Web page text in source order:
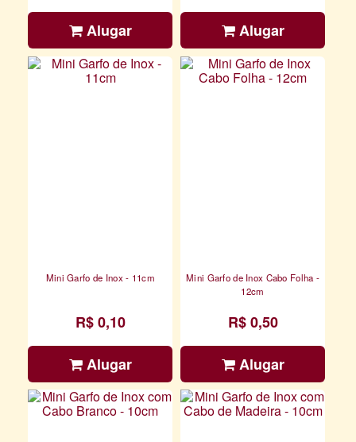
Alugar Alugar
Mini Garfo de Inox - 11cm
R$ 0,10
Alugar
Mini Garfo de Inox Cabo Folha -
12cm
R$ 0,50
Alugar